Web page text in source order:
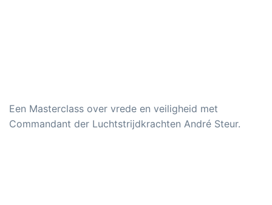
Een Masterclass over vrede en veiligheid met
Commandant der Luchtstrijdkrachten André Steur.